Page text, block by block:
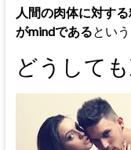
人間の肉体に対す
がmindである とい
どうして